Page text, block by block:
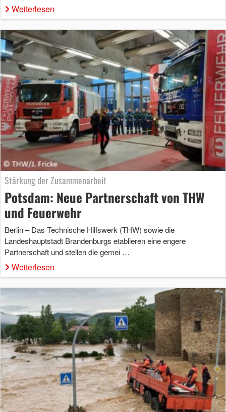
Weiterlesen
Stärkung der Zusammenarbeit
Potsdam: Neue Partnerschaft von THW
und Feuerwehr
Berlin – Das Technische Hilfswerk (THW) sowie die
Landeshauptstadt Brandenburgs etablieren eine engere
Partnerschaft und stellen die gemei …
Weiterlesen